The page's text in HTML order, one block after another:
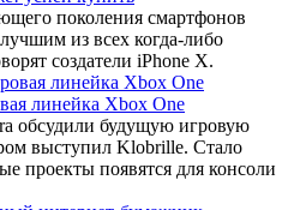
поколения смартфонов
из всех когда-либо
создатели iPhone X.
линейка Xbox One
обсудили будущую игровую
выступил Klobrille. Стало
проекты появятся для консоли